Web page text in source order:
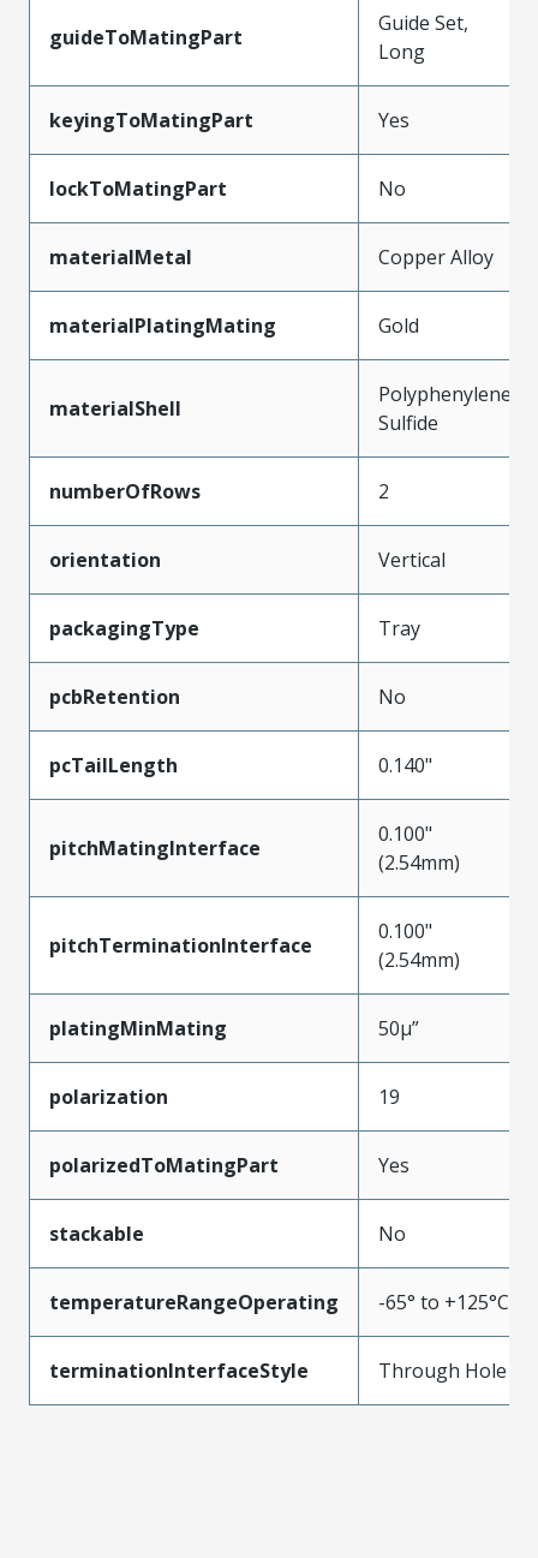
guideToMatingPart
Guide Set,
Long
keyingToMatingPart Yes
lockToMatingPart No
materialMetal Copper Alloy
materialPlatingMating Gold
materialShell
Polyphenylene
Sulfide
numberOfRows 2
orientation Vertical
packagingType Tray
pcbRetention No
pcTailLength 0.140"
pitchMatingInterface
0.100"
(2.54mm)
pitchTerminationInterface
0.100"
(2.54mm)
platingMinMating 50µ”
polarization 19
polarizedToMatingPart Yes
stackable No
temperatureRangeOperating -65° to +125°C
terminationInterfaceStyle Through Hole